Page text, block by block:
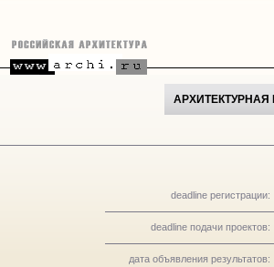
АРХИТЕКТУРНАЯ
deadline регистрации:
deadline подачи проектов:
дата объявления результатов: